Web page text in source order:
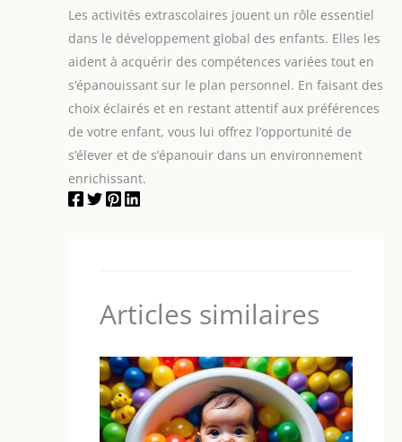
cinq doigts vous offre
mouvement complète
pour brosser, démêler et
faire pénétrer le
shampoing lors du bain.
tout le foyer : chaque
ou utilisez les deux mains
ensemble. LAVABLE EN
MACHINE, RÉUTILISABLE,
besoin de rouleaux
adhésifs jetables ni de
économique pour les
propriétaires de chats, de
chiens, les personnes
allergiques et les familles
soucieuses de réduire les
poils dans la maison.
Les activités extrascolaires jouent un rôle essentiel
dans le développement global des enfants. Elles les
aident à acquérir des compétences variées tout en
s’épanouissant sur le plan personnel. En faisant des
choix éclairés et en restant attentif aux préférences
de votre enfant, vous lui offrez l’opportunité de
s’élever et de s’épanouir dans un environnement
enrichissant.
Articles similaires